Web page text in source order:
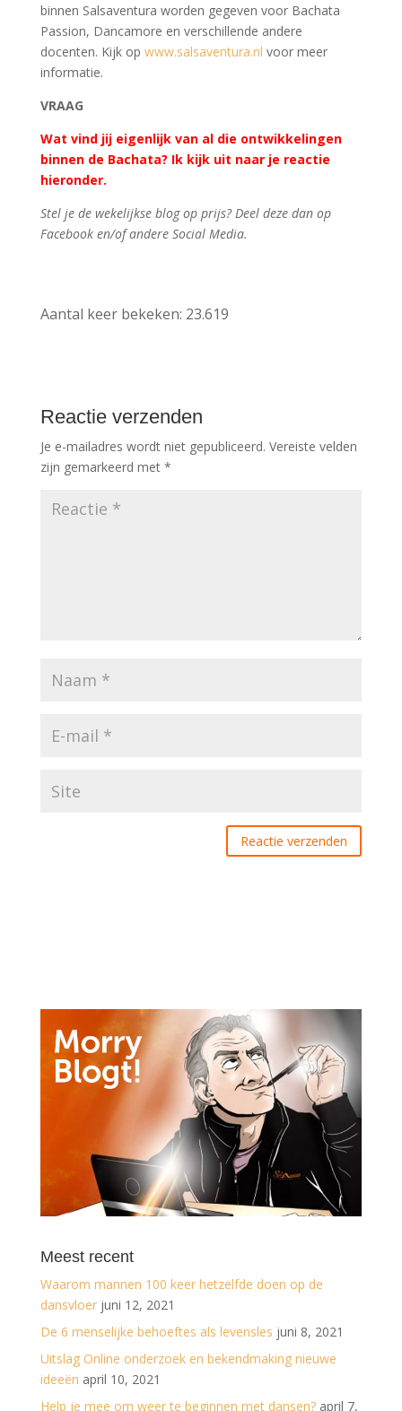
binnen Salsaventura worden gegeven voor Bachata
Passion, Dancamore en verschillende andere
docenten. Kijk op www.salsaventura.nl voor meer
informatie.
VRAAG
Wat vind jij eigenlijk van al die ontwikkelingen
binnen de Bachata? Ik kijk uit naar je reactie
hieronder.
Stel je de wekelijkse blog op prijs? Deel deze dan op
Facebook en/of andere Social Media.
Aantal keer bekeken: 23.619
Reactie verzenden
Je e-mailadres wordt niet gepubliceerd. Vereiste velden
zijn gemarkeerd met *
Meest recent
Waarom mannen 100 keer hetzelfde doen op de
dansvloer juni 12, 2021
De 6 menselijke behoeftes als levensles juni 8, 2021
Uitslag Online onderzoek en bekendmaking nieuwe
ideeën april 10, 2021
Help je mee om weer te beginnen met dansen? april 7,